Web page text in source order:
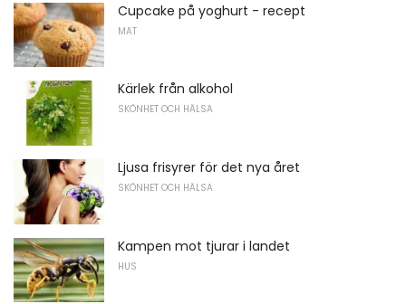
Cupcake på yoghurt - recept
MAT
Kärlek från alkohol
SKÖNHET OCH HÄLSA
Ljusa frisyrer för det nya året
SKÖNHET OCH HÄLSA
Kampen mot tjurar i landet
HUS